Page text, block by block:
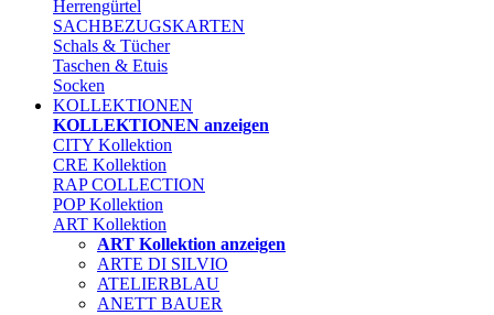
Herrengürtel
SACHBEZUGSKARTEN
Schals & Tücher
Taschen & Etuis
Socken
KOLLEKTIONEN
KOLLEKTIONEN anzeigen
CITY Kollektion
CRE Kollektion
RAP COLLECTION
POP Kollektion
ART Kollektion
ART Kollektion anzeigen
ARTE DI SILVIO
ATELIERBLAU
ANETT BAUER